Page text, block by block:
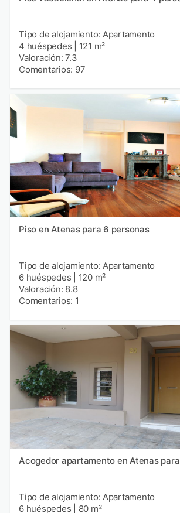
Tipo de alojamiento: Apartamento
4 huéspedes
121 m²
Valoración: 7.3
Comentarios: 97
Piso en Atenas para 6 personas
Tipo de alojamiento: Apartamento
6 huéspedes
120 m²
Valoración: 8.8
Comentarios: 1
Acogedor apartamento en Atenas
Tipo de alojamiento: Apartamento
6 huéspedes
80 m²